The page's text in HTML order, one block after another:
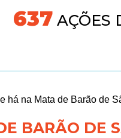
718AÇÕES
há na Mata de Barão de
BARÃO DE